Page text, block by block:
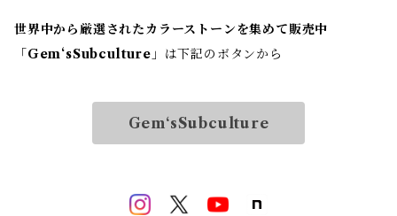
世界中から厳選されたカラーストーンを集めて販売中
「Gem‘sSubculture 」は下記のボタンから
Gem‘sSubculture